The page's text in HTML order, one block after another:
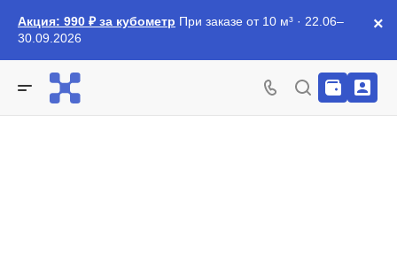
Акция: 990 ₽ за кубометр При заказе от 10 м³ · 22.06–
30.09.2026
×